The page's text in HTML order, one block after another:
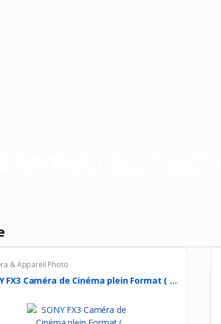
& Appareil Photo
SONY FX3 Caméra de Cinéma plein Format ( ...